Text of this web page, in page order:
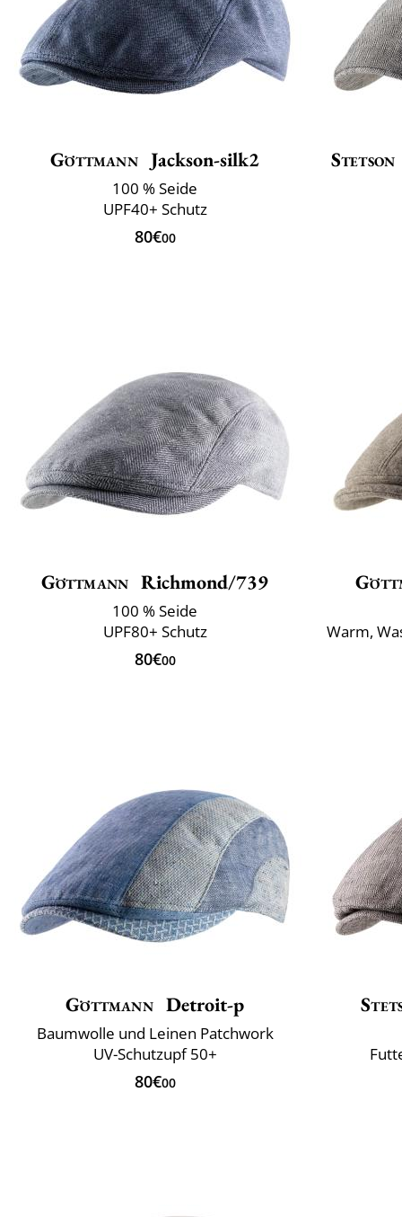
Göttmann Jackson-silk2
100 % Seide
UPF40+ Schutz
80€00
Stetson
Göttmann Richmond/739
100 % Seide
UPF80+ Schutz
80€00
Warm,
Göttmann Detroit-p
Baumwolle und Leinen Patchwork
UV-Schutzupf 50+
80€00